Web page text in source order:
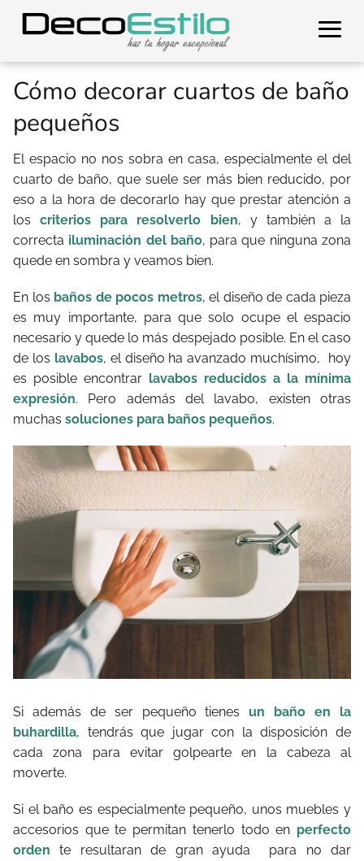
Cómo decorar cuartos de baño
pequeños
El espacio no nos sobra en casa, especialmente el del
cuarto de baño, que suele ser más bien reducido, por
eso a la hora de decorarlo hay que prestar atención a
loscriterios para resolverlo bien, y también a la
correcta iluminación del baño, para que ninguna zona
quede en sombra y veamos bien.
En los baños de pocos metros, el diseño de cada pieza
es muy importante, para que solo ocupe el espacio
necesario y quede lo más despejado posible. En el caso
de los lavabos, el diseño ha avanzado muchísimo, hoy
es posible encontrar lavabos reducidos a la mínima
expresión. Pero además del lavabo, existen otras
muchas soluciones para baños pequeños.
Si además de ser pequeño tienes un baño en la
buhardilla, tendrás que jugar con la disposición de
cada zona para evitar golpearte en la cabeza al
moverte.
Si el baño es especialmente pequeño, unos muebles y
accesorios que te permitan tenerlo todo en perfecto
orden te resultaran de gran ayuda para no dar